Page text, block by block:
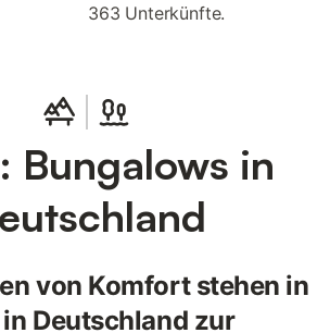
363 Unterkünfte.
Bungalows in
von Komfort stehen in
Deutschland zur